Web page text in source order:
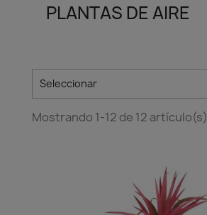
PLANTAS DE AIRE
Seleccionar
Mostrando 1-12 de 12 artículo(s)